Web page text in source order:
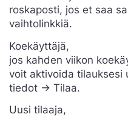
roskaposti, jos et saa
vaihtolinkkiä.
Koekäyttäjä,
jos kahden viikon
voit aktivoida tilauksesi
tiedot -> Tilaa.
Uusi tilaaja,